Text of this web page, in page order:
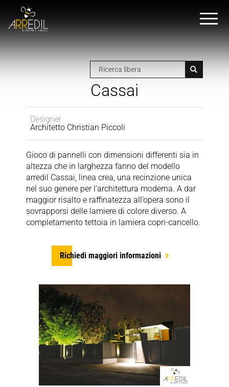
Cassai
Designer
Architetto Christian Piccoli
Gioco di pannelli con dimensioni differenti sia in
altezza che in larghezza fanno del modello
arredil Cassai, linea crea, una recinzione unica
nel suo genere per l’architettura moderna. A dar
maggior risalto e raffinatezza all’opera sono il
sovrapporsi delle lamiere di colore diverso. A
completamento tettoia in lamiera copri-cancello.
Richiedi maggiori informazioni